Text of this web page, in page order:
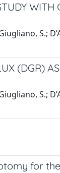
WITH
S.;
(DGR)
S.;
for